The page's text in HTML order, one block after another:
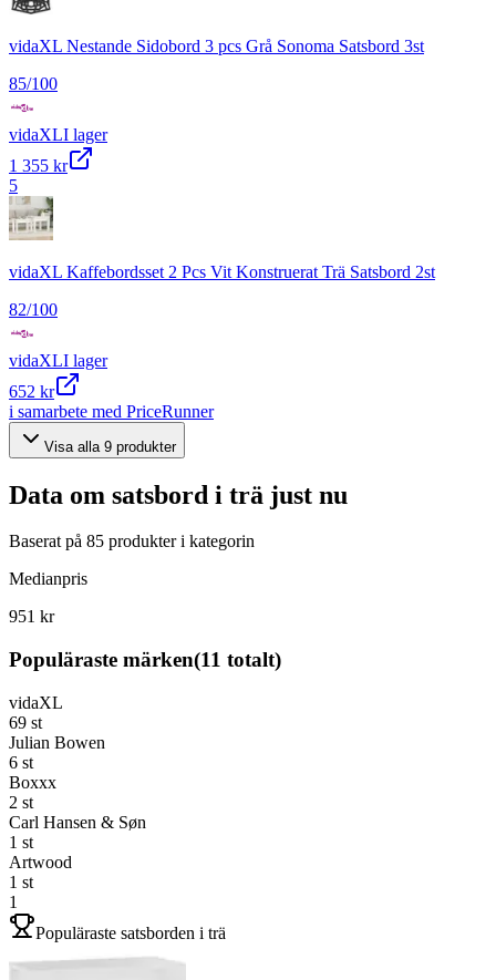
vidaXL Nestande Sidobord 3 pcs Grå Sonoma Satsbord 3st
85/100
vidaXLI lager
1 355 kr
5
vidaXL Kaffebordsset 2 Pcs Vit Konstruerat Trä Satsbord 2st
82/100
vidaXLI lager
652 kr
i samarbete med PriceRunner
Visa alla 9 produkter
Data om satsbord i trä just nu
Baserat på 85 produkter i kategorin
Medianpris
951 kr
Populäraste märken(11 totalt)
vidaXL
69 st
Julian Bowen
6 st
Boxxx
2 st
Carl Hansen & Søn
1 st
Artwood
1 st
1
Populäraste satsborden i trä